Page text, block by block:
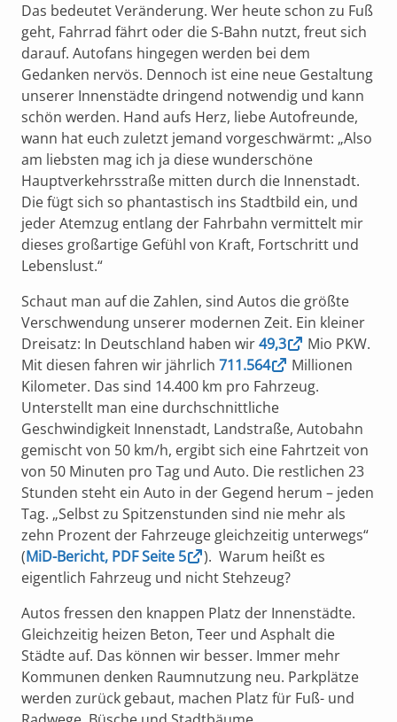
Das bedeutet Veränderung. Wer heute schon zu Fuß
geht, Fahrrad fährt oder die S-Bahn nutzt, freut sich
darauf. Autofans hingegen werden bei dem
Gedanken nervös. Dennoch ist eine neue Gestaltung
unserer Innenstädte dringend notwendig und kann
schön werden. Hand aufs Herz, liebe Autofreunde,
wann hat euch zuletzt jemand vorgeschwärmt: „Also
am liebsten mag ich ja diese wunderschöne
Hauptverkehrsstraße mitten durch die Innenstadt.
Die fügt sich so phantastisch ins Stadtbild ein, und
jeder Atemzug entlang der Fahrbahn vermittelt mir
dieses großartige Gefühl von Kraft, Fortschritt und
Lebenslust.“
Schaut man auf die Zahlen, sind Autos die größte
Verschwendung unserer modernen Zeit. Ein kleiner
Dreisatz: In Deutschland haben wir49,3
Mio PKW.
Mit diesen fahren wir jährlich 711.564
Millionen
Kilometer. Das sind 14.400 km pro Fahrzeug.
Unterstellt man eine durchschnittliche
Geschwindigkeit Innenstadt, Landstraße, Autobahn
gemischt von 50 km/h, ergibt sich eine Fahrtzeit von
von 50 Minuten pro Tag und Auto. Die restlichen 23
Stunden steht ein Auto in der Gegend herum – jeden
Tag. „Selbst zu Spitzenstunden sind nie mehr als
zehn Prozent der Fahrzeuge gleichzeitig unterwegs“
(MiD-Bericht, PDF Seite 5
). Warum heißt es
eigentlich Fahrzeug und nicht Stehzeug?
Autos fressen den knappen Platz der Innenstädte.
Gleichzeitig heizen Beton, Teer und Asphalt die
Städte auf. Das können wir besser. Immer mehr
Kommunen denken Raumnutzung neu. Parkplätze
werden zurück gebaut, machen Platz für Fuß- und